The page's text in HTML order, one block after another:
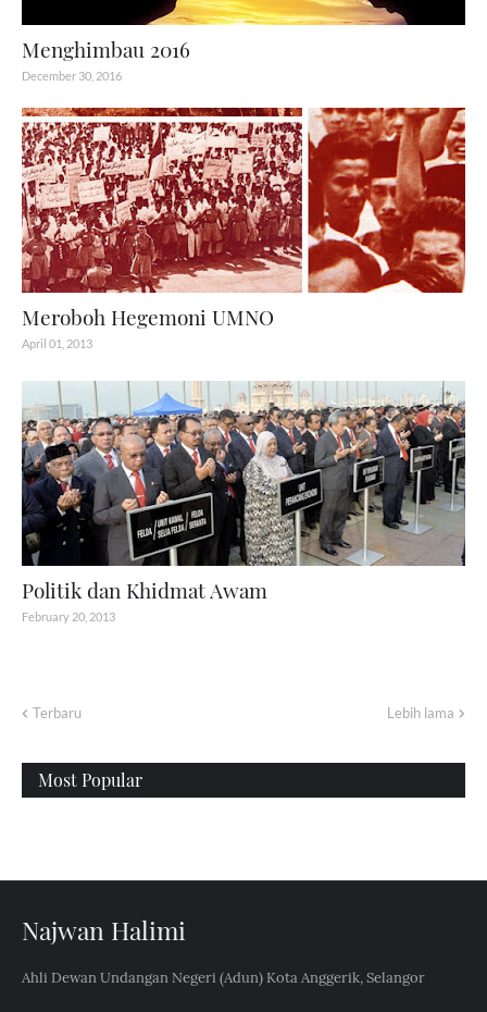
Menghimbau 2016
December 30, 2016
Meroboh Hegemoni UMNO
April 01, 2013
Politik dan Khidmat Awam
February 20, 2013
Terbaru Lebih lama
Most Popular
Najwan Halimi
Ahli Dewan Undangan Negeri (Adun) Kota Anggerik, Selangor